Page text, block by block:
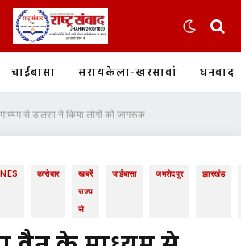
चाईबासा सरायकेला-खरसावां धनबाद
से डालसा ने किया लोगों को जागरूक
कारोबार
खबरें
राज्य
से
चाईबासा जमशेदपुर झारखंड